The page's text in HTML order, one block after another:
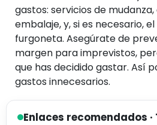
gastos: servicios de
embalaje, y, si es necesario,
furgoneta. Asegúrate de
margen para imprevistos,
que has decidido gastar. Así
gastos innecesarios.
Enlaces recomendados